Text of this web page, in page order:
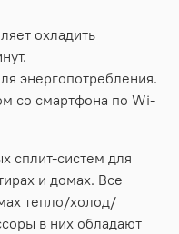
охладить
энергопотребления.
со смартфона по Wi-
сплит-систем для
и домах. Все
тепло/холод/
в них обладают